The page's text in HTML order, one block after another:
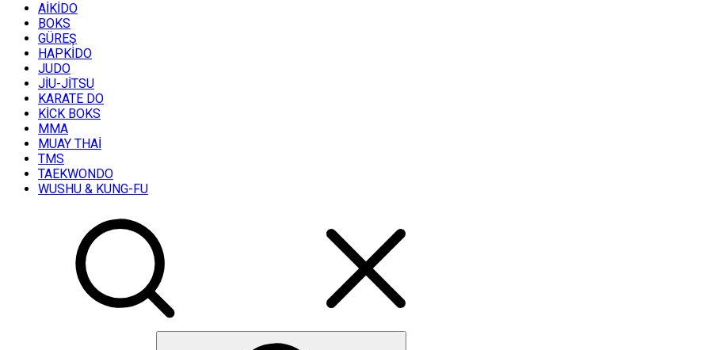
AİKİDO
BOKS
GÜREŞ
HAPKİDO
JUDO
JİU-JİTSU
KARATE DO
KİCK BOKS
MMA
MUAY THAİ
TMS
TAEKWONDO
WUSHU & KUNG-FU